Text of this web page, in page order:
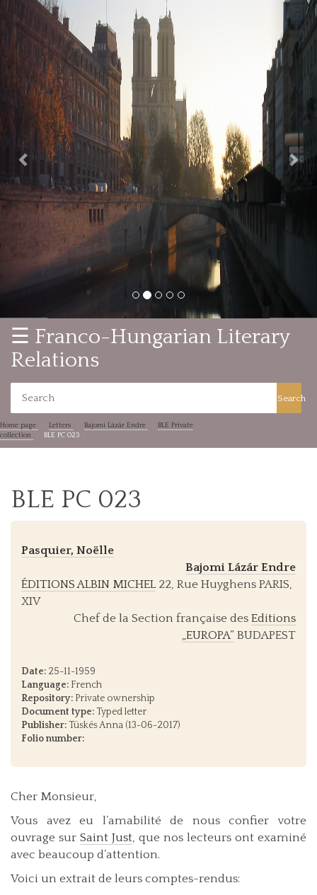
Previous
☰ Franco-Hungarian Literary
Relations
Search
Home page Letters Bajomi Lázár Endre
BLE Private
collection
BLE PC 023
BLE PC 023
Pasquier, Noëlle
Bajomi Lázár Endre
ÉDITIONS ALBIN MICHEL 22, Rue Huyghens PARIS,
XIV
Chef de la Section française des Editions
„EUROPA” BUDAPEST
Date: 25-11-1959
Language: French
Repository: Private ownership
Document type: Typed letter
Publisher: Tüskés Anna (13-06-2017)
Folio number:
Cher Monsieur,
Vous avez eu l’amabilité de nous confier votre
ouvrage sur Saint Just, que nos lecteurs ont examiné
avec beaucoup d’attention.
Voici un extrait de leurs comptes-rendus: